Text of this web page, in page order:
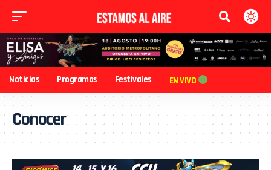
Noticias Programas Festivales EN VIVO
Conocer